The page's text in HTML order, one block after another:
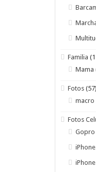
Familia
Mama
Fotos (57)
macro
Fotos
Gopro
iPhone